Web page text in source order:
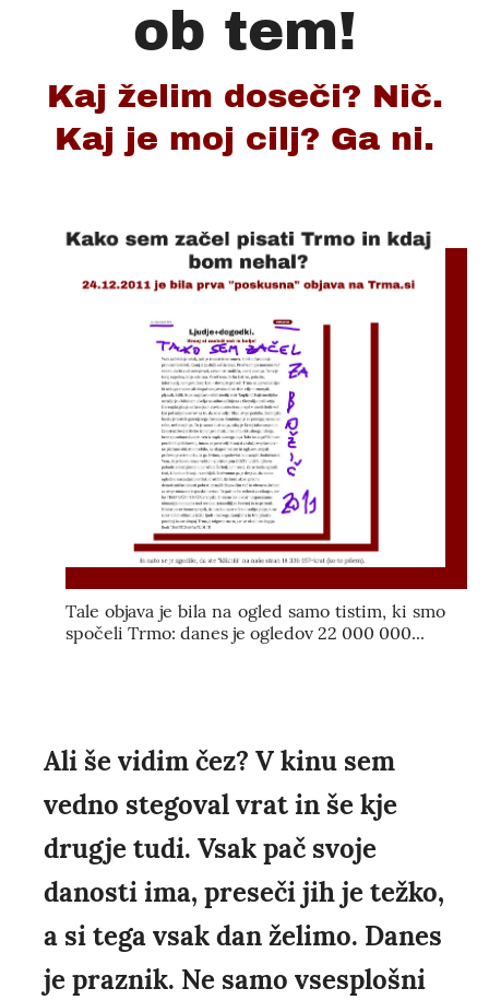
ob tem!
Kaj želim doseči? Nič.
Kaj je moj cilj? Ga ni.
Tale objava je bila na ogled samo tistim, ki smo
spočeli Trmo: danes je ogledov 22 000 000...
Ali še vidim čez? V kinu sem
vedno stegoval vrat in še kje
drugje tudi. Vsak pač svoje
danosti ima, preseči jih je težko,
a si tega vsak dan želimo. Danes
je praznik. Ne samo vsesplošni